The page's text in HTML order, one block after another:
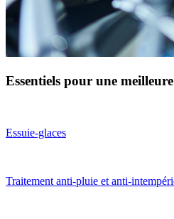
Essentiels pour une
Essuie-glaces
Traitement anti-pluie et anti-